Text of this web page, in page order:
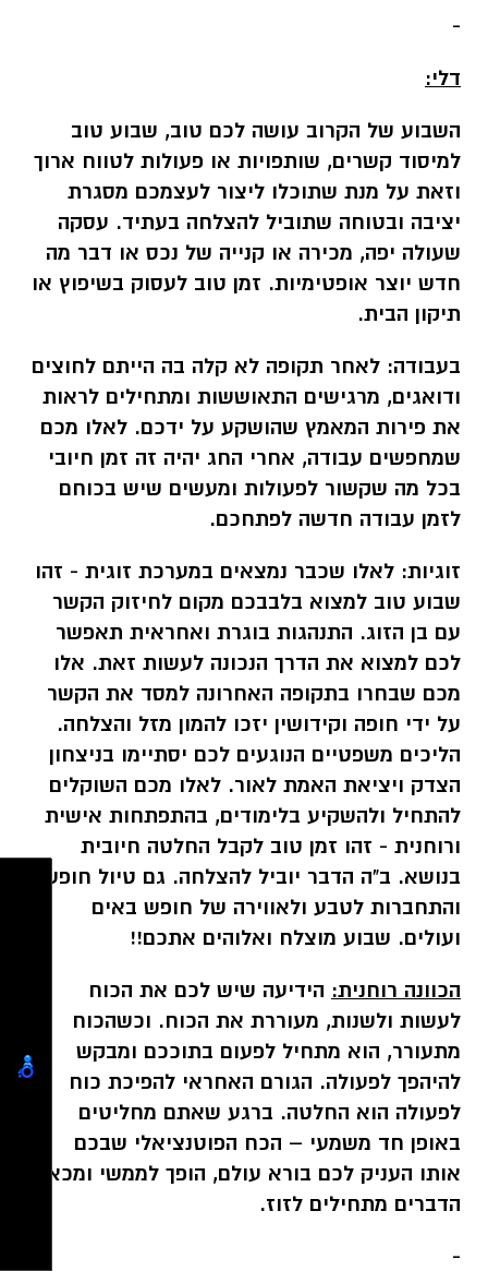
-
דלי:
השבוע של הקרוב עושה לכם טוב, שבוע טוב
למיסוד קשרים, שותפויות או פעולות לטווח ארוך
וזאת על מנת שתוכלו ליצור לעצמכם מסגרת
יציבה ובטוחה שתוביל להצלחה בעתיד. עסקה
שעולה יפה, מכירה או קנייה של נכס או דבר מה
חדש יוצר אופטימיות. זמן טוב לעסוק בשיפוץ או
תיקון הבית.
בעבודה: לאחר תקופה לא קלה בה הייתם לחוצים
ודואגים, מרגישים התאוששות ומתחילים לראות
את פירות המאמץ שהושקע על ידכם. לאלו מכם
שמחפשים עבודה, אחרי החג יהיה זה זמן חיובי
בכל מה שקשור לפעולות ומעשים שיש בכוחם
לזמן עבודה חדשה לפתחכם.
זוגיות: לאלו שכבר נמצאים במערכת זוגית - זהו
שבוע טוב למצוא בלבבכם מקום לחיזוק הקשר
עם בן הזוג. התנהגות בוגרת ואחראית תאפשר
לכם למצוא את הדרך הנכונה לעשות זאת. אלו
מכם שבחרו בתקופה האחרונה למסד את הקשר
על ידי חופה וקידושין יזכו להמון מזל והצלחה.
הליכים משפטיים הנוגעים לכם יסתיימו בניצחון
הצדק ויציאת האמת לאור. לאלו מכם השוקלים
להתחיל ולהשקיע בלימודים, בהתפתחות אישית
ורוחנית - זהו זמן טוב לקבל החלטה חיובית
בנושא. ב"ה הדבר יוביל להצלחה. גם טיול חופשה
והתחברות לטבע ולאווירה של חופש באים
ועולים. שבוע מוצלח ואלוהים אתכם!!
הכוונה רוחנית: הידיעה שיש לכם את הכוח
לעשות ולשנות, מעוררת את הכוח. וכשהכוח
מתעורר, הוא מתחיל לפעום בתוככם ומבקש
להיהפך לפעולה. הגורם האחראי להפיכת כוח
לפעולה הוא החלטה. ברגע שאתם מחליטים
באופן חד משמעי – הכח הפוטנציאלי שבכם
אותו העניק לכם בורא עולם, הופך לממשי ומכאן
הדברים מתחילים לזוז.
-